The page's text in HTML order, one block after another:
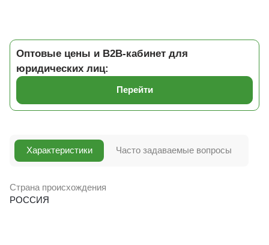
Оптовые цены и B2B-кабинет для
юридических лиц:
Перейти
Характеристики
Страна происхождения
РОССИЯ
Часто задаваемые вопросы